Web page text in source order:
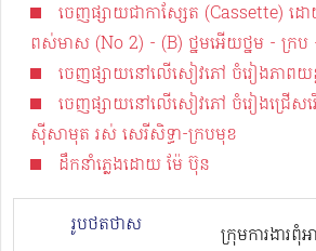
ចេញផ្សាយជាកាស្សែត (Cassette) ដ
ពស់មាស​ (No 2) - (B) ថ្នមអើយថ្នម - ក្រ
ចេញផ្សាយនៅលើសៀវភៅ ចំរៀងភាពយន្
ចេញផ្សាយនៅលើសៀវភៅ ចំរៀងជ្រើសរ
សុីសាមុត រស់ សេរីសិទ្ធា-ក្របមុខ
ដឹកនាំភ្លេងដោយ ម៉ែ ប៊ុន
រូបថតថាស
ក្រុមការងារពុំ